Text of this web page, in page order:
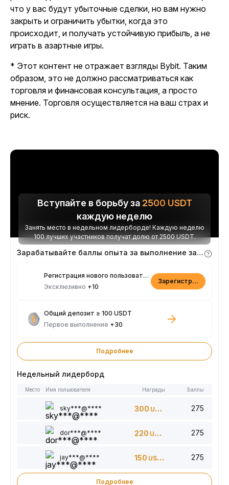
что у вас будут убыточные сделки, но вам нужно
закрыть и ограничить убытки, когда это
происходит, и получать устойчивую прибыль, а не
играть в азартные игры.
* Этот контент не отражает взгляды Bybit. Таким
образом, это не должно рассматриваться как
торговля и финансовая консультация, а просто
мнение. Торговля осуществляется на ваш страх и
риск.
Вступайте в борьбу за 2500 USDT
каждую неделю
Занять место в недельном лидерборде! Каждую неделю
100 лучших участников получат долю от 2500 USDT.
Зарабатывайте баллы опыта за выполнение заданий
Регистрация нового пользователя
Эксклюзивно +10
Зарегистрироваться
Общий депозит ≥ 100 USDT
Первое выполнение +30
Подробнее
Недельный лидерборд
Место Имя пользователя Награды Баллы
sky***@**** 300 USDT 275
dor***@**** 220 USDT 275
jay***@**** 150 USDT 275
Подробнее